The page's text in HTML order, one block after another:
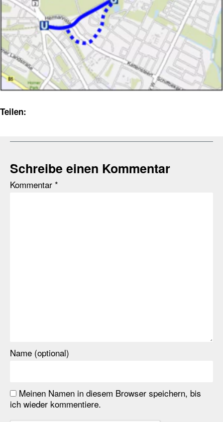
Teilen:
Schreibe einen Kommentar
Kommentar *
Name (optional)
Meinen Namen in diesem Browser speichern, bis
ich wieder kommentiere.